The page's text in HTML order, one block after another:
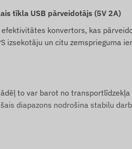
tīkla USB pārveidotājs (5V 2A)
efektivitātes konvertors, kas
izsekotāju un citu zemsprieguma
to var barot no transportlīdzekļa
diapazons nodrošina stabilu